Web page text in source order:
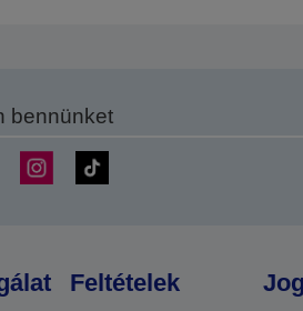
bennünket
Feltételek